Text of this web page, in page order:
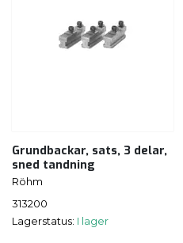
Grundbackar, sats, 3 delar,
sned tandning
Röhm
313200
Lagerstatus: I lager